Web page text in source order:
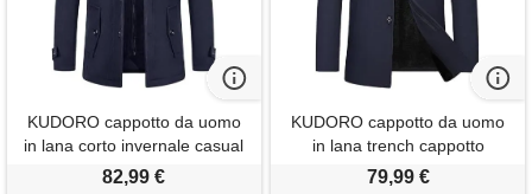
KUDORO cappotto da uomo
in lana corto invernale casual
e business regular fit spesso
82,99 €
KUDORO cappotto da uomo
in lana trench cappotto
invernale spesso cappotto a
79,99 €